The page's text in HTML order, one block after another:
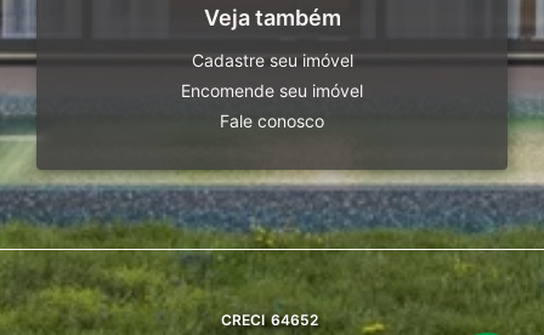
Veja também
Cadastre seu imóvel
Encomende seu imóvel
Fale conosco
CRECI 64652